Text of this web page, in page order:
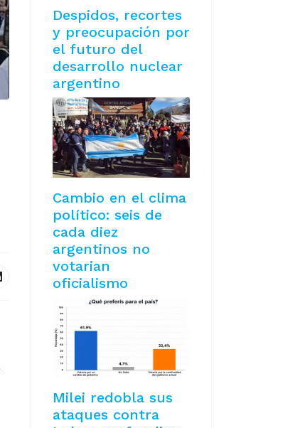
Despidos, recortes
y preocupación por
el futuro del
desarrollo nuclear
argentino
Cambio en el clima
político: seis de
cada diez
argentinos no
votarian
oficialismo
Milei redobla sus
ataques contra